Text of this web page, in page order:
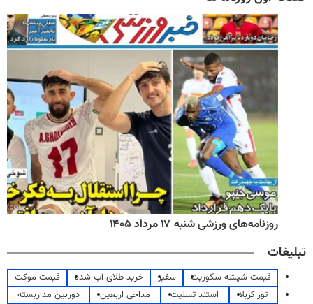
روزنامه‌های ورزشی شنبه ۱۷ مرداد ۱۴۰۵
تبلیغات
قیمت شیشه سکوریت سفیر خرید طلای آب شده
قیمت موکت
تور کربلا
استند تسلیت مداحی اربعین
دوربین مداربسته